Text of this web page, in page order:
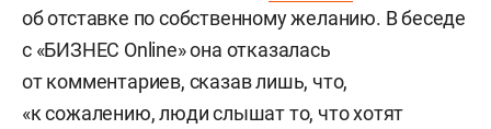
об отставке по собственному желанию. В беседе
с «БИЗНЕС Online» она отказалась
от комментариев, сказав лишь, что,
«к сожалению, люди слышат то, что хотят